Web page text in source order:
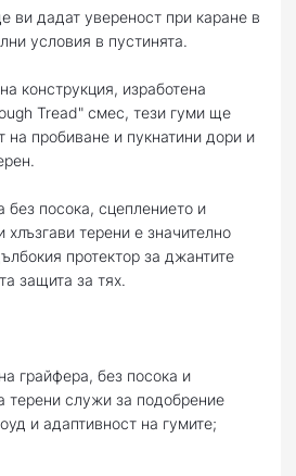
ви дадат увереност при каране в
условия в пустинята.
конструкция, изработена
Tread" смес, тези гуми ще
на пробиване и пукнатини дори и
без посока, сцеплението и
хлъзгави терени е значително
протектор за джантите
защита за тях.
грайфера, без посока и
терени служи за подобрение
и адаптивност на гумите;